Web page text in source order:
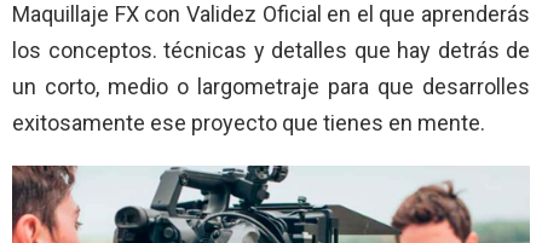
Maquillaje FX con Validez Oficial en el que aprenderás
los conceptos. técnicas y detalles que hay detrás de
un corto, medio o largometraje para que desarrolles
exitosamente ese proyecto que tienes en mente.